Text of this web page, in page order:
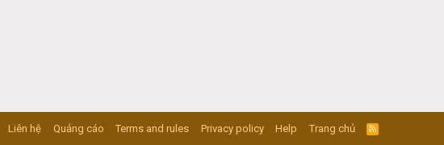
Liên hệ Quảng cáo Terms and rules Privacy policy Help Trang chủ
R
S